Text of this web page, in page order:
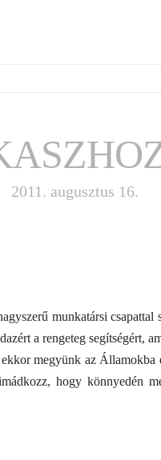
2011. augusztus 16.
munkatársi
a rengeteg segítségért,
megyünk az Államokba
hogy könnyedén